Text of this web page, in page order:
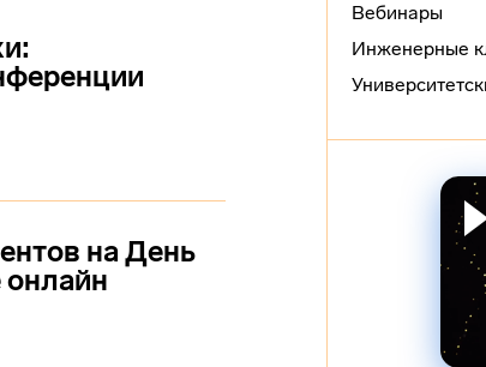
на День
Вебинары
Инженерные